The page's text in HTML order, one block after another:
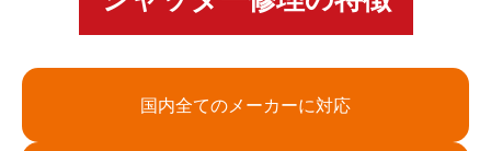
国内全てのメーカーに対応